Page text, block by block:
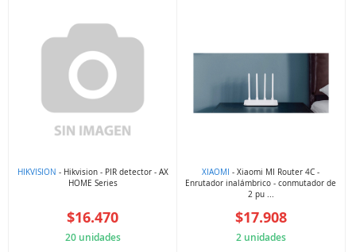
HIKVISION - Hikvision - PIR detector - AX
HOME Series
$16.470
20 unidades
XIAOMI - Xiaomi MI Router 4C -
Enrutador inalámbrico - conmutador de
2 pu ...
$17.908
2 unidades